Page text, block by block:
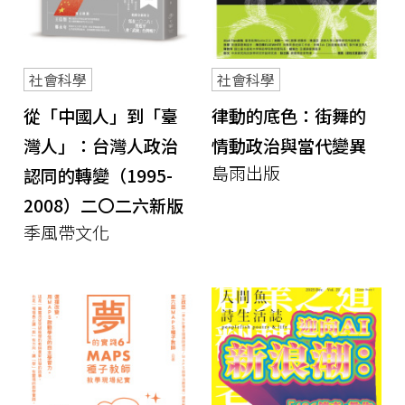
社會科學
從「中國人」到「臺
灣人」：台灣人政治
認同的轉變（1995-
2008）二〇二六新版
季風帶文化
社會科學
律動的底色：街舞的
情動政治與當代變異
島雨出版